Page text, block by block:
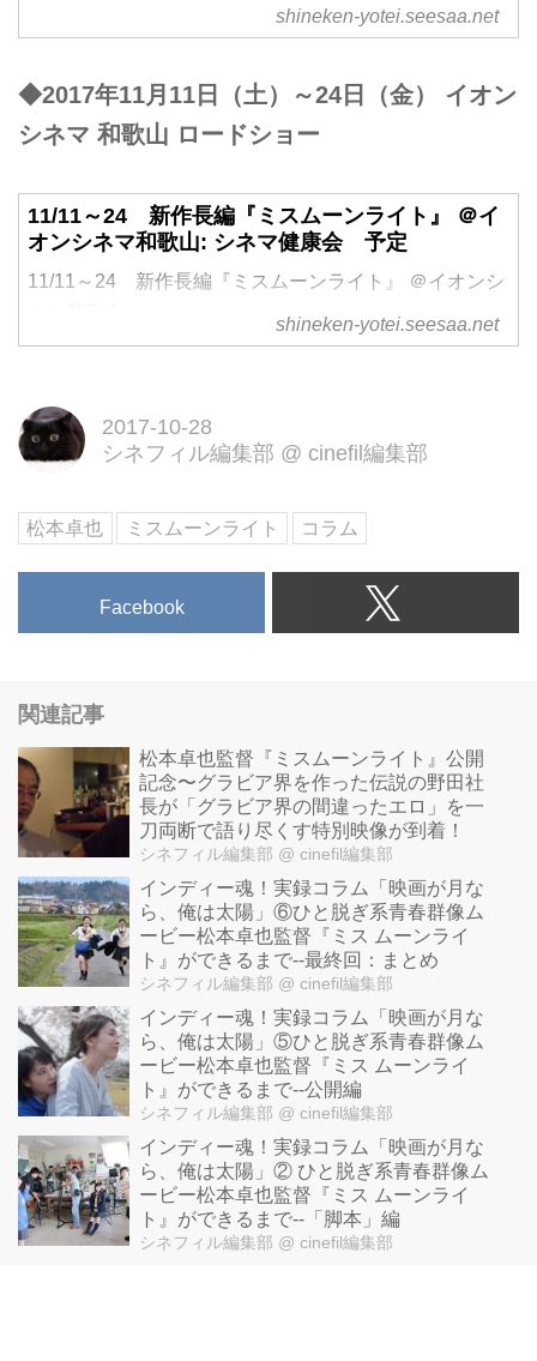
shineken-yotei.seesaa.net
◆2017年11月11日（土）～24日（金） イオン
シネマ 和歌山 ロードショー
11/11～24 新作長編『ミスムーンライト』 ＠イ
オンシネマ和歌山: シネマ健康会 予定
11/11～24 新作長編『ミスムーンライト』 ＠イオンシ
shineken-yotei.seesaa.net
2017-10-28
シネフィル編集部 @ cinefil編集部
松本卓也 ミスムーンライト コラム
Facebook
関連記事
松本卓也監督『ミスムーンライト』公開
記念〜グラビア界を作った伝説の野田社
長が「グラビア界の間違ったエロ」を一
刀両断で語り尽くす特別映像が到着！
シネフィル編集部 @ cinefil編集部
インディー魂！実録コラム「映画が月な
ら、俺は太陽」⑥ひと脱ぎ系青春群像ム
ービー松本卓也監督『ミス ムーンライ
ト』ができるまで--最終回：まとめ
シネフィル編集部 @ cinefil編集部
インディー魂！実録コラム「映画が月な
ら、俺は太陽」⑤ひと脱ぎ系青春群像ム
ービー松本卓也監督『ミス ムーンライ
ト』ができるまで--公開編
シネフィル編集部 @ cinefil編集部
インディー魂！実録コラム「映画が月な
ら、俺は太陽」② ひと脱ぎ系青春群像ム
ービー松本卓也監督『ミス ムーンライ
ト』ができるまで--「脚本」編
シネフィル編集部 @ cinefil編集部